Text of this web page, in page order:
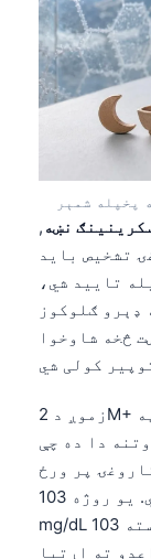
نښه ,
تشخیص باید
تایید شي،
ډېرو ګلوکوز
څخه شاوخوا
زموږ د 2M+ اپلوډ شویو وینې ازموینې فایلونو په
دا ده چې
پر ورځ
لوستل په یوه ذهني کڅوړه کې ګډ کړي. یو روژه 103
mg/dL او د حبوباتو (سیریال) وروسته 103 mg/dL یو
ته اړتیا